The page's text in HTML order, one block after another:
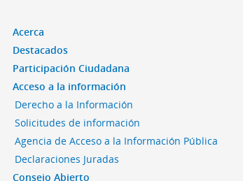
Acerca
Destacados
Participación Ciudadana
Acceso a la información
Derecho a la Información
Solicitudes de información
Agencia de Acceso a la Información Pública
Declaraciones Juradas
Consejo Abierto